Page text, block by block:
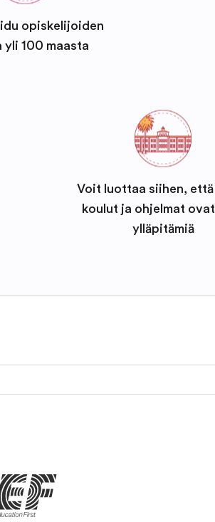
opiskelijoiden
yli 100 maasta
Voit luottaa siihen,
koulut ja ohjelmat
ylläpitämiä